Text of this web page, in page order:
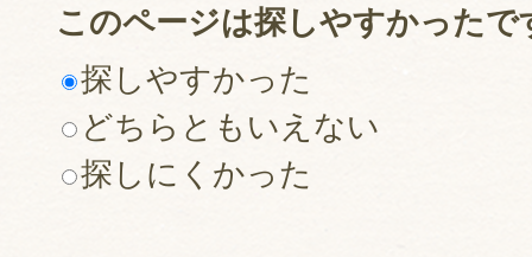
このページは探しやすかったで
探しやすかった
どちらともいえない
探しにくかった